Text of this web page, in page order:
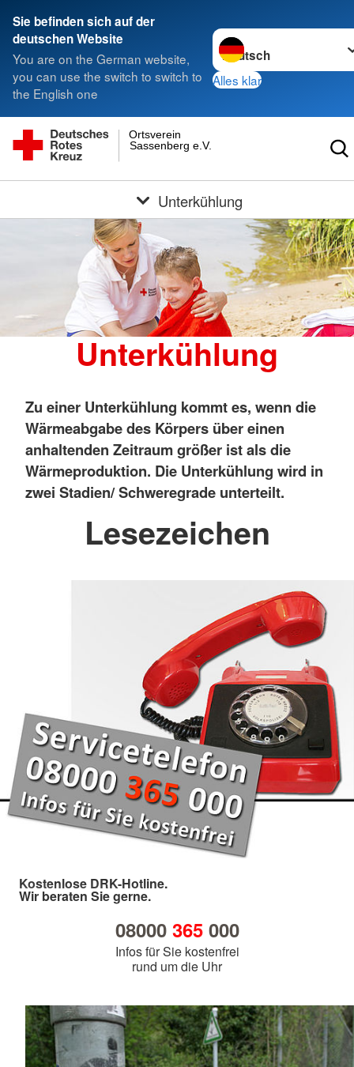
Sie befinden sich auf der
deutschen Website
You are on the German website,
you can use the switch to switch to
the English one
Sprache wechseln zu
Alles klar
Sassenberg e.V.
Ortsverein
Unterkühlung
Unterkühlung
Zu einer Unterkühlung kommt es, wenn die
Wärmeabgabe des Körpers über einen
anhaltenden Zeitraum größer ist als die
Wärmeproduktion. Die Unterkühlung wird in
zwei Stadien/ Schweregrade unterteilt.
Lesezeichen
Kostenlose DRK-Hotline.
Wir beraten Sie gerne.
08000 365000
Infos für Sie kostenfrei
rund um die Uhr